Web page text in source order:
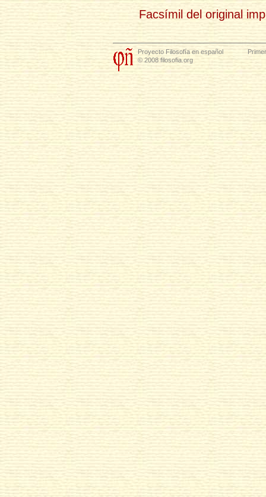
Facsímil del original
Proyecto Filosofía en español
© 2008 filosofia.org